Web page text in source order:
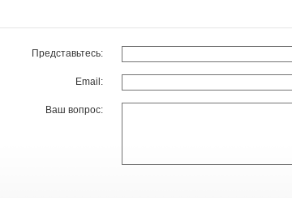
Представьтесь:
Email:
Ваш вопрос: